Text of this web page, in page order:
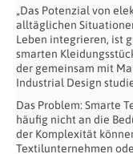
„Das Potenzial von
alltäglichen
Leben integrieren, ist
smarten
der gemeinsam mit
Industrial Design
Das Problem: Smarte
häufig nicht an die
der Komplexität
Textilunternehmen